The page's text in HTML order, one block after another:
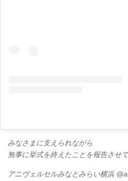
みなさまに支えられながら
無事に挙式を終えたことを報告させ
アニヴェルセルみなとみらい横浜